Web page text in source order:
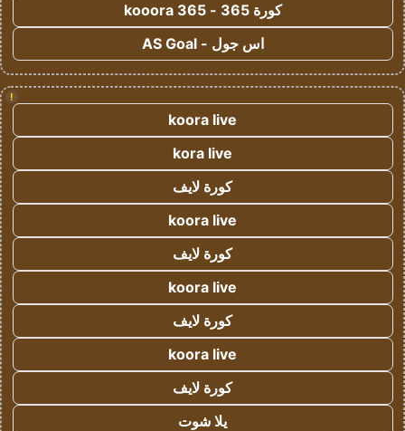
كورة 365 - kooora 365
اس جول - AS Goal
!
koora live
kora live
كورة لايف
koora live
كورة لايف
koora live
كورة لايف
koora live
كورة لايف
يلا شوت